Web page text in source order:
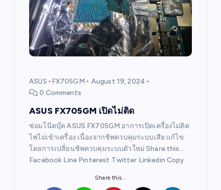
ASUS FX705GM
August 19, 2024
0 Comments
ASUS FX705GM เปิดไม่ติด
ซ่อมโน๊ตบุ๊ค ASUS FX705GM อาการเปิดเครื่องไม่ติด
ไฟไม่เข้าเครื่อง เนื่องจากชิพควบคุมระบบเสีย แก้ไข
โดยการเปลี่ยนชิพควบคุมระบบตัวใหม่ Share this…
Facebook Line Pinterest Twitter Linkedin Copy
Share this...